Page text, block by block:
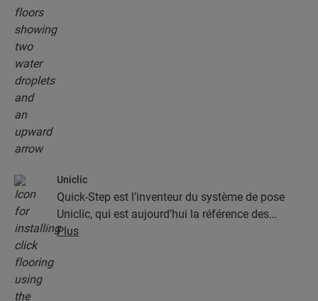
Uniclic
Quick-Step est l’inventeur du système de pose
Uniclic, qui est aujourd’hui la référence des
systèmes de pose par encliquetage. Utilisez le
Plus